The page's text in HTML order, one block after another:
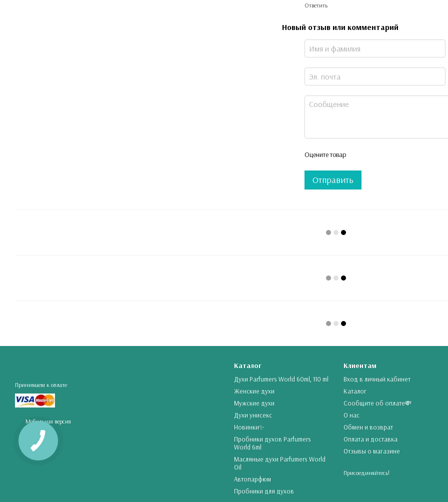
Ответить
Новый отзыв или комментарий
Оцените товар
Отправить
Принимаем к оплате
Мобильная версия
Каталог
Духи Parfumers World 60ml, 110 ml
Женские духи
Мужские духи
Духи унисекс
Новинки✨
Пробники духов Parfumers
World 6ml
Масляные духи Parfumers World
Oil
Автопарфюм
Пробники для духов
Клиентам
Вход в личный кабинет
Каталог
Сообщите об оплате💸
О нас
Обмен и возврат
Оплата и доставка
Отзывы о магазине
Присоединяйтесь!